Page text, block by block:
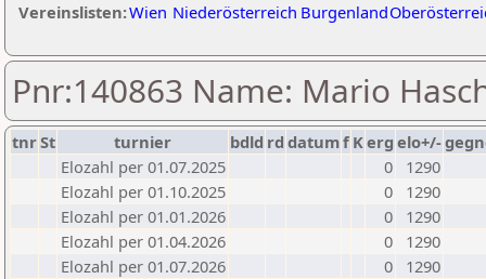
Vereinslisten:Wien Niederösterreich Burgenland
Pnr:140863 Name: Mario
tnrSt turnier bdld rd datumf Kerg elo+/-
Elozahl per 01.07.2025
0
1290
Elozahl per 01.10.2025
0
1290
Elozahl per 01.01.2026
0
1290
Elozahl per 01.04.2026
0
1290
Elozahl per 01.07.2026
0
1290